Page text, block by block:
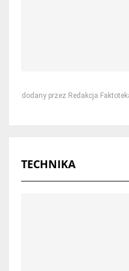
dodany przez Redakcja
TECHNIKA